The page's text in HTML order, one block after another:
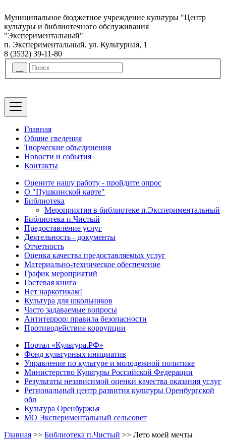
Муниципальное бюджетное учреждение культуры "Центр
культуры и библиотечного обслуживания
"Экспериментальный"
п. Экспериментальный, ул. Культурная, 1
8 (3532) 39-11-80
Главная
Общие сведения
Творческие объединения
Новости и события
Контакты
Оцените нашу работу - пройдите опрос
О "Пушкинской карте"
Библиотека
Мероприятия в библиотеке п.Экспериментальный
Библиотека п.Чистый
Предоставление услуг
Деятельность - документы
Отчетность
Оценка качества предоставляемых услуг
Материально-техническое обеспечение
График мероприятий
Гостевая книга
Нет наркотикам!
Культура для школьников
Часто задаваемые вопросы
Антитеррор: правила безопасности
Противодействие коррупции
Портал «Культура.РФ»
Фонд культурных инициатив
Управление по культуре и молодежной политике
Министерство Культуры Российской Федерации
Результаты независимой оценки качества оказания услуг
Региональный центр развития культуры Оренбургской
обл
Культура Оренбуржья
МО Экспериментальный сельсовет
Главная >> Библиотека п.Чистый >> Лето моей мечты